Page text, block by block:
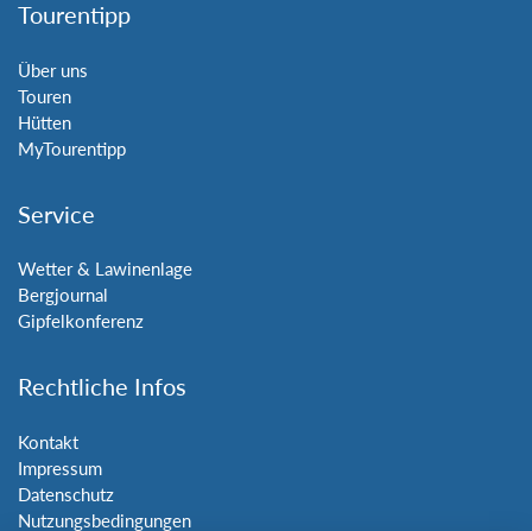
Tourentipp
Über uns
Touren
Hütten
MyTourentipp
Service
Wetter & Lawinenlage
Bergjournal
Gipfelkonferenz
Rechtliche Infos
Kontakt
Impressum
Datenschutz
Nutzungsbedingungen